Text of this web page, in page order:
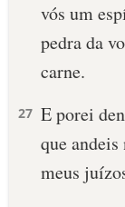
vós um
pedra da
carne.
27 E porei
que andeis
meus